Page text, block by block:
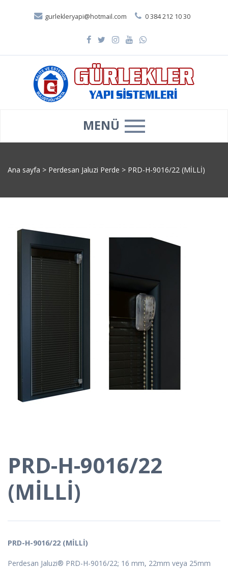
gurlekleryapi@hotmail.com 0 384 212 10 30
MENÜ
Ana sayfa > Perdesan Jaluzi Perde > PRD-H-9016/22 (MİLLİ)
PRD-H-9016/22
(MİLLİ)
PRD-H-9016/22 (MİLLİ)
Perdesan Jaluzi® PRD-H-9016/22; 16 mm, 22mm veya 25mm